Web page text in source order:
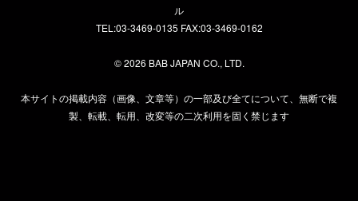
ル
TEL:03-3469-0135 FAX:03-3469-0162
©2026 BAB JAPAN CO., LTD.
本サイトの掲載内容（画像、文章等）の一部及び全てについて、無断で複
製、転載、転用、改変等の二次利用を固く禁じます